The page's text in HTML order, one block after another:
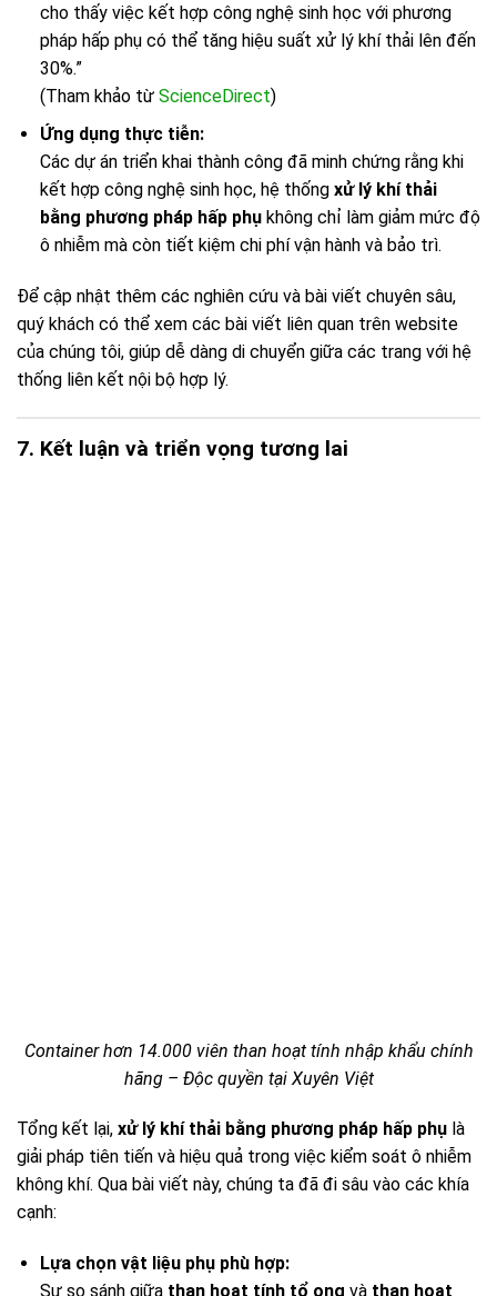
cho thấy việc kết hợp công nghệ sinh học với phương
pháp hấp phụ có thể tăng hiệu suất xử lý khí thải lên đến
30%.”
(Tham khảo từ ScienceDirect)
Ứng dụng thực tiễn:
Các dự án triển khai thành công đã minh chứng rằng khi
kết hợp công nghệ sinh học, hệ thống xử lý khí thải
bằng phương pháp hấp phụkhông chỉ làm giảm mức độ
ô nhiễm mà còn tiết kiệm chi phí vận hành và bảo trì.
Để cập nhật thêm các nghiên cứu và bài viết chuyên sâu,
quý khách có thể xem các bài viết liên quan trên website
của chúng tôi, giúp dễ dàng di chuyển giữa các trang với hệ
thống liên kết nội bộ hợp lý.
7. Kết luận và triển vọng tương lai
Container hơn 14.000 viên than hoạt tính nhập khẩu chính
hãng – Độc quyền tại Xuyên Việt
Tổng kết lại, xử lý khí thải bằng phương pháp hấp phụ là
giải pháp tiên tiến và hiệu quả trong việc kiểm soát ô nhiễm
không khí. Qua bài viết này, chúng ta đã đi sâu vào các khía
cạnh:
Lựa chọn vật liệu phụ phù hợp:
Sự so sánh giữa than hoạt tính tổ ong và than hoạt